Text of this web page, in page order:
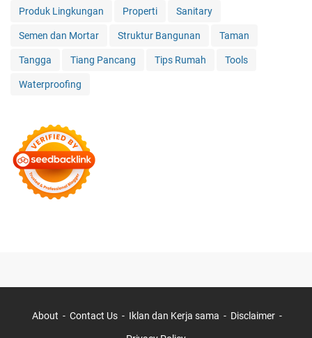
Produk Lingkungan Properti Sanitary
Semen dan Mortar Struktur Bangunan Taman
Tangga Tiang Pancang Tips Rumah Tools
Waterproofing
About Contact Us Iklan dan Kerja sama Disclaimer